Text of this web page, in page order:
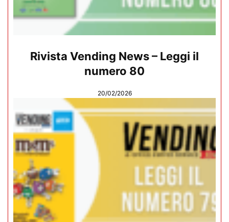
Rivista Vending News – Leggi il
numero 80
20/02/2026